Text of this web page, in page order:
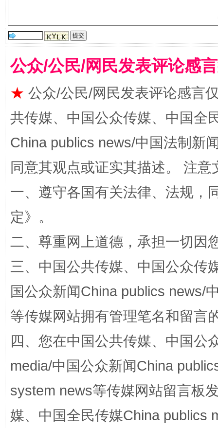
阿坝州三大球赛在茂县开幕 规模
国家大学科技园优化重塑工作
公众/公民/网民发表评论感
★ 公众/公民/网民发表评论感言
共传媒、中国公众传媒、中国全
China publics news/中国法制新
同意其观点或证实其描述。 注
一、遵守各国有关法律、法规，
定》。
二、尊重网上道德，承担一切因
三、中国公共传媒、中国公众传
国公众新闻China publics news/
等传媒网站拥有管理笔名和留言
四、您在中国公共传媒、中国公
media/中国公众新闻China
system news等传媒网站留言板
媒、中国全民传媒China publics